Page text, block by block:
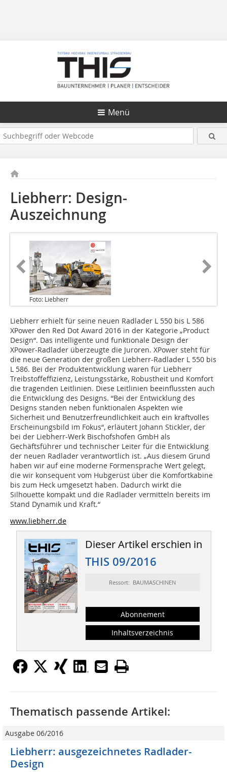
Menü
Liebherr: Design-
Auszeichnung
Foto: Liebherr
Liebherr erhielt für seine neuen Radlader L 550 bis L 586
XPower den Red Dot Award 2016 in der Kategorie „Product
Design“. Das intelligente und funktionale Design der
XPower-Radlader überzeugte die Juroren. XPower steht für
die neue Generation der großen Liebherr-Radlader L 550 bis
L 586. Bei der Produktentwicklung waren für Liebherr
Treibstoffeffizienz, Leistungsstärke, Robustheit und Komfort
die tragenden Leitlinien. Diese Leitlinien beeinflussten auch
die Entwicklung des Designs. “Bei der Entwicklung des
Designs standen neben funktionalen Aspekten wie
Sicherheit und Benutzerfreundlichkeit auch ein kraftvolles
Erscheinungsbild im Fokus“, erläutert Johann Stickler, der
bei der Liebherr-Werk Bischofshofen GmbH als
Gechäftsführer und technischer Leiter für die Entwicklung
der neuen Radlader verantwortlich ist. „Aus diesem Grund
haben wir auf eine moderne Formensprache Wert gelegt,
die wir konsequent vom Hubgerüst über die Komfortkabine
bis zum Heck umgesetzt haben. Dadurch wirkt die
Silhouette kompakt und die Radlader vermitteln bereits im
Stand Dynamik und Kraft.“
www.liebherr.de
Dieser Artikel erschien in
THIS 09/2016
Ressort: BAUMASCHINEN
Abonnement
Inhaltsverzeichnis
Thematisch passende Artikel:
Ausgabe 06/2016
Liebherr: ausgezeichnetes Radlader-
Design